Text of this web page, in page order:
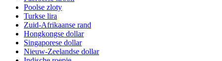
Poolse zloty
Turkse lira
Zuid-Afrikaanse rand
Hongkongse dollar
Singaporese dollar
Nieuw-Zeelandse dollar